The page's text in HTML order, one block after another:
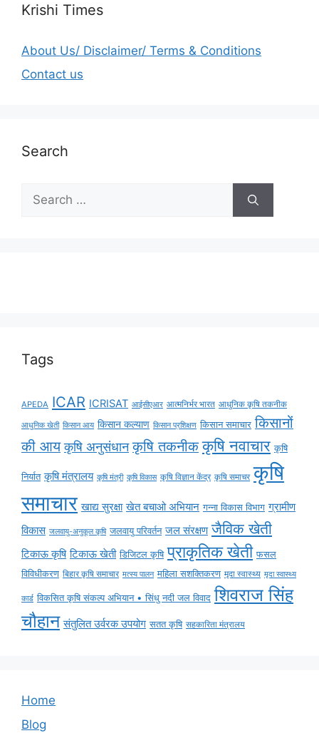
Krishi Times
About Us/ Disclaimer/ Terms & Conditions
Contact us
Search
Tags
APEDA ICAR ICRISAT आईसीएआर आत्मनिर्भर भारत आधुनिक कृषि तकनीक
आधुनिक खेती किसान आय किसान कल्याण किसान प्रशिक्षण किसान समाचार किसानों
की आय कृषि अनुसंधान कृषि तकनीक कृषि नवाचार कृषि
निर्यात कृषि मंत्रालय कृषि मंत्री कृषि विकास कृषि विज्ञान केंद्र कृषि समाचर कृषि
समाचार खाद्य सुरक्षा खेत बचाओ अभियान गन्ना विकास विभाग ग्रामीण
विकास जलवायु-अनुकूल कृषि जलवायु परिवर्तन जल संरक्षण जैविक खेती
टिकाऊ कृषि टिकाऊ खेती डिजिटल कृषि प्राकृतिक खेती फसल
विविधीकरण बिहार कृषि समाचार मत्स्य पालन महिला सशक्तिकरण मृदा स्वास्थ्य मृदा स्वास्थ्य
कार्ड विकसित कृषि संकल्प अभियान • सिंधु नदी जल विवाद शिवराज सिंह
चौहान संतुलित उर्वरक उपयोग सतत कृषि सहकारिता मंत्रालय
Home
Blog